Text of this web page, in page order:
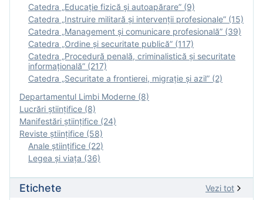
Catedra „Educație fizică şi autoapărare” (9)
Catedra „Instruire militară şi intervenţii profesionale” (15)
Catedra „Management și comunicare profesională” (39)
Catedra „Ordine și securitate publică” (117)
Catedra „Procedură penală, criminalistică și securitate
informațională” (217)
Catedra „Securitate a frontierei, migrație și azil” (2)
Departamentul Limbi Moderne (8)
Lucrări științifice (8)
Manifestări ştiinţifice (24)
Reviste ştiinţifice (58)
Anale ştiinţifice (22)
Legea şi viaţa (36)
Etichete Vezi tot